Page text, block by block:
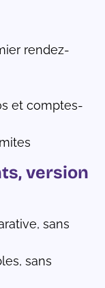
rendez-
et comptes-
version
sans
sans